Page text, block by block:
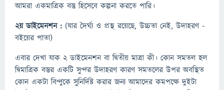
আমরা একমাত্রিক বস্তু হিসেবে কল্পনা করতে পারি।
২য় ডাইমেনশন : (যার দৈর্ঘ্য ও প্রস্থ রয়েছে, উচ্চতা নেই, উদাহরণ -
বইয়ের পাতা)
এবার দেখা যাক ২ ডাইমেনশন বা দ্বিতীয় মাত্রা কী। কোন সমতল হল
দ্বিমাত্রিক বস্তুর একটি সুন্দর উদাহরণ কারণ সমতলের উপর অবস্থিত
কোন একটা বিন্দুকে সুনির্দিষ্ট করার জন্য আমাদের কমপক্ষে দুইটা